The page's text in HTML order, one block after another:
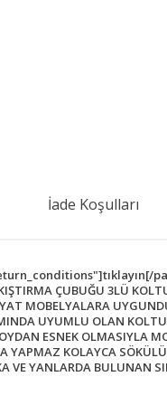
İade Koşulları
ÇUBUĞU 3LÜ
MOBELYALARA
UYUMLU OLAN
ESNEK OLMASIYLA
YAPMAZ KOLAYCA
VE YANLARDA BULUNAN